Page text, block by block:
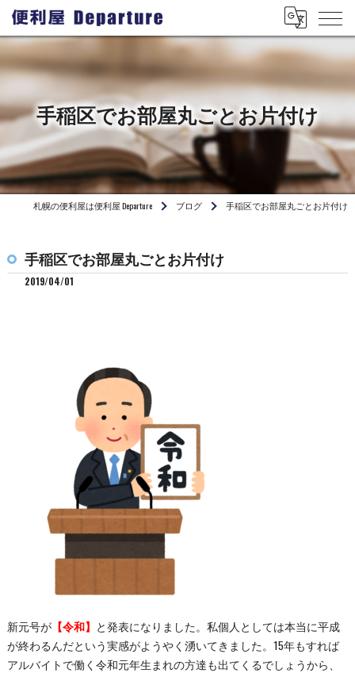
手稲区でお部屋丸ごとお片付け
札幌の便利屋は便利屋 Departure ブログ 手稲区でお部屋丸ごとお片付け
手稲区でお部屋丸ごとお片付け
2019/04/01
新元号が【令和】 と発表になりました。私個人としては本当に平成
が終わるんだという実感がようやく湧いてきました。15年もすれば
アルバイトで働く令和元年生まれの方達も出てくるでしょうから、